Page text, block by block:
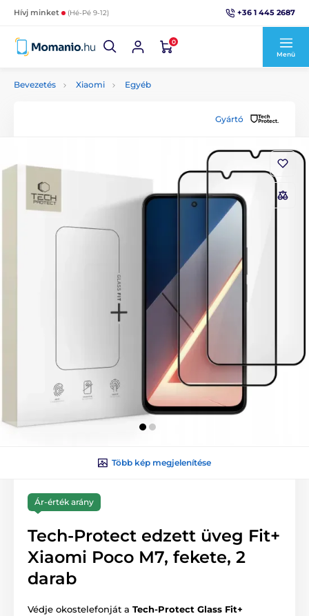
Hívj minket (Hé-Pé 9-12) +36 1 445 2687
0
Menü
Bevezetés Xiaomi Egyéb
Gyártó
Több kép megjelenítése
Ár-érték arány
Tech-Protect edzett üveg Fit+
Xiaomi Poco M7, fekete, 2
darab
Védje okostelefonját a Tech-Protect Glass Fit+